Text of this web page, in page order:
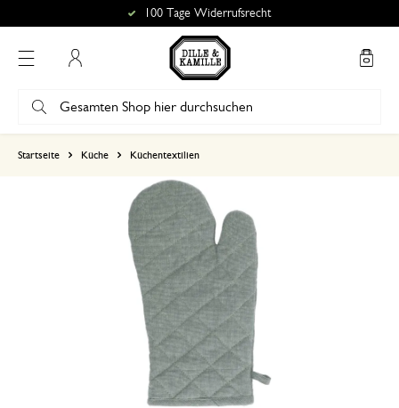
100 Tage Widerrufsrecht
Startseite Küche Küchentextilien